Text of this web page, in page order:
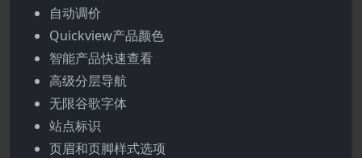
自动调价
Quickview产品颜色
智能产品快速查看
高级分层导航
无限谷歌字体
站点标识
页眉和页脚样式选项